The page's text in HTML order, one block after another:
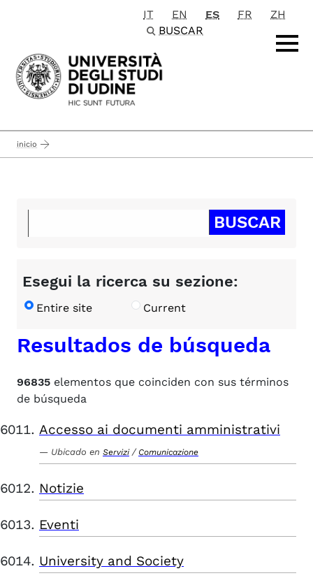
Passa al contenuto principale
IT EN ES FR
ZH
BUSCAR
inicio
Esegui la ricerca su sezione:
Entire site Current
Resultados de búsqueda
96835 elementos que coinciden con sus términos
de búsqueda
Accesso ai documenti amministrativi
Ubicado en Servizi / Comunicazione
Notizie
Eventi
University and Society